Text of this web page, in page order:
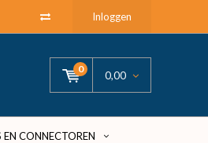
Inloggen
0
0,00
EN CONNECTOREN